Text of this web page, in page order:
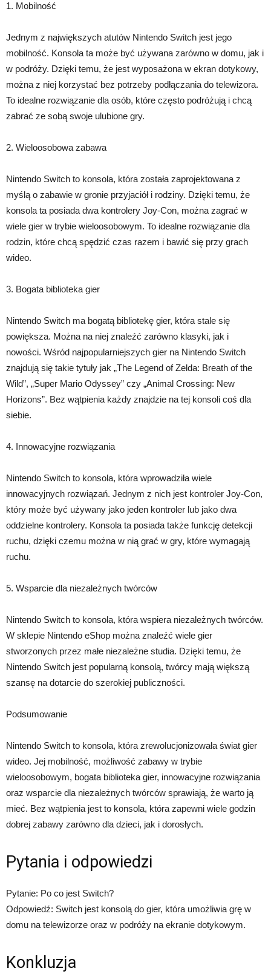
1. Mobilność
Jednym z największych atutów Nintendo Switch jest jego
mobilność. Konsola ta może być używana zarówno w domu, jak i
w podróży. Dzięki temu, że jest wyposażona w ekran dotykowy,
można z niej korzystać bez potrzeby podłączania do telewizora.
To idealne rozwiązanie dla osób, które często podróżują i chcą
zabrać ze sobą swoje ulubione gry.
2. Wieloosobowa zabawa
Nintendo Switch to konsola, która została zaprojektowana z
myślą o zabawie w gronie przyjaciół i rodziny. Dzięki temu, że
konsola ta posiada dwa kontrolery Joy-Con, można zagrać w
wiele gier w trybie wieloosobowym. To idealne rozwiązanie dla
rodzin, które chcą spędzić czas razem i bawić się przy grach
wideo.
3. Bogata biblioteka gier
Nintendo Switch ma bogatą bibliotekę gier, która stale się
powiększa. Można na niej znaleźć zarówno klasyki, jak i
nowości. Wśród najpopularniejszych gier na Nintendo Switch
znajdują się takie tytuły jak „The Legend of Zelda: Breath of the
Wild”, „Super Mario Odyssey” czy „Animal Crossing: New
Horizons”. Bez wątpienia każdy znajdzie na tej konsoli coś dla
siebie.
4. Innowacyjne rozwiązania
Nintendo Switch to konsola, która wprowadziła wiele
innowacyjnych rozwiązań. Jednym z nich jest kontroler Joy-Con,
który może być używany jako jeden kontroler lub jako dwa
oddzielne kontrolery. Konsola ta posiada także funkcję detekcji
ruchu, dzięki czemu można w nią grać w gry, które wymagają
ruchu.
5. Wsparcie dla niezależnych twórców
Nintendo Switch to konsola, która wspiera niezależnych twórców.
W sklepie Nintendo eShop można znaleźć wiele gier
stworzonych przez małe niezależne studia. Dzięki temu, że
Nintendo Switch jest popularną konsolą, twórcy mają większą
szansę na dotarcie do szerokiej publiczności.
Podsumowanie
Nintendo Switch to konsola, która zrewolucjonizowała świat gier
wideo. Jej mobilność, możliwość zabawy w trybie
wieloosobowym, bogata biblioteka gier, innowacyjne rozwiązania
oraz wsparcie dla niezależnych twórców sprawiają, że warto ją
mieć. Bez wątpienia jest to konsola, która zapewni wiele godzin
dobrej zabawy zarówno dla dzieci, jak i dorosłych.
Pytania i odpowiedzi
Pytanie: Po co jest Switch?
Odpowiedź: Switch jest konsolą do gier, która umożliwia grę w
domu na telewizorze oraz w podróży na ekranie dotykowym.
Konkluzja